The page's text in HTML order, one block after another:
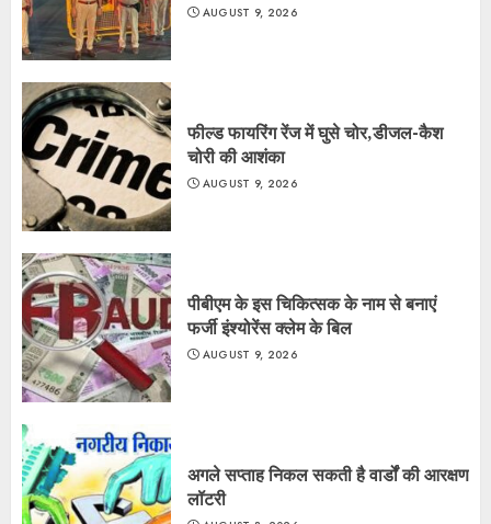
AUGUST 9, 2026
फील्ड फायरिंग रेंज में घुसे चोर,डीजल-कैश
चोरी की आशंका
AUGUST 9, 2026
पीबीएम के इस चिकित्सक के नाम से बनाएं
फर्जी इंश्योरेंस क्लेम के बिल
AUGUST 9, 2026
अगले सप्ताह निकल सकती है वार्डों की आरक्षण
लॉटरी